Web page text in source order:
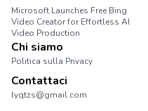
Microsoft Launches Free Bing
Video Creator for Effortless AI
Video Production
Chi siamo
Politica sulla Privacy
Contattaci
lyqtzs@gmail.com